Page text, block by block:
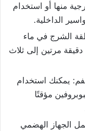
منها أو استخدام
الداخلية.
الشرج في ماء
دافئ لمدة تتراوح من 10 إلى 15 دقيقة مرتين إلى ثلاث
يمكنك استخدام
مؤقتًا
الجهاز الهضمي